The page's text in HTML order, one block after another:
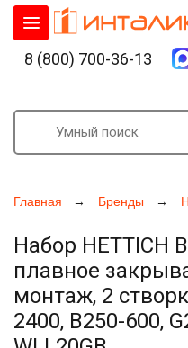
Главная Бренды
Набор HETTICH
плавное
монтаж, 2
2400, B250-600,
8 (800) 700-36-13